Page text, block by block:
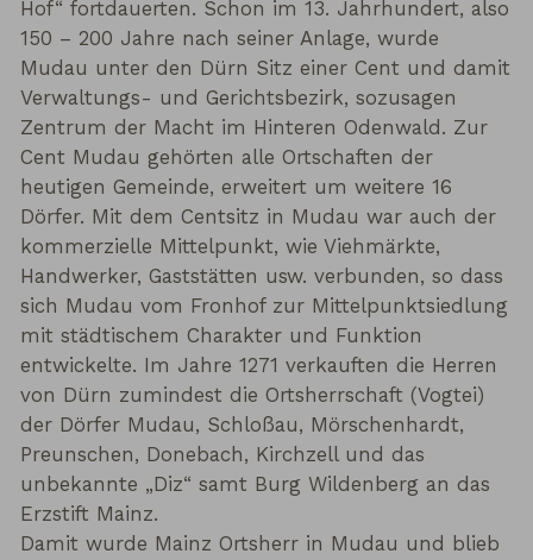
Hof“ fortdauerten. Schon im 13. Jahrhundert, also
150 – 200 Jahre nach seiner Anlage, wurde
Mudau unter den Dürn Sitz einer Cent und damit
Verwaltungs- und Gerichtsbezirk, sozusagen
Zentrum der Macht im Hinteren Odenwald. Zur
Cent Mudau gehörten alle Ortschaften der
heutigen Gemeinde, erweitert um weitere 16
Dörfer. Mit dem Centsitz in Mudau war auch der
kommerzielle Mittelpunkt, wie Viehmärkte,
Handwerker, Gaststätten usw. verbunden, so dass
sich Mudau vom Fronhof zur Mittelpunktsiedlung
mit städtischem Charakter und Funktion
entwickelte. Im Jahre 1271 verkauften die Herren
von Dürn zumindest die Ortsherrschaft (Vogtei)
der Dörfer Mudau, Schloßau, Mörschenhardt,
Preunschen, Donebach, Kirchzell und das
unbekannte „Diz“ samt Burg Wildenberg an das
Erzstift Mainz.
Damit wurde Mainz Ortsherr in Mudau und blieb